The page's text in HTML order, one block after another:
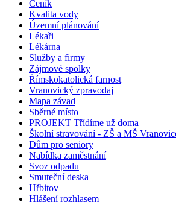
Ceník
Kvalita vody
Územní plánování
Lékaři
Lékárna
Služby a firmy
Zájmové spolky
Římskokatolická farnost
Vranovický zpravodaj
Mapa závad
Sběrné místo
PROJEKT Třídíme už doma
Školní stravování - ZŠ a MŠ
Dům pro seniory
Nabídka zaměstnání
Svoz odpadu
Smuteční deska
Hřbitov
Hlášení rozhlasem